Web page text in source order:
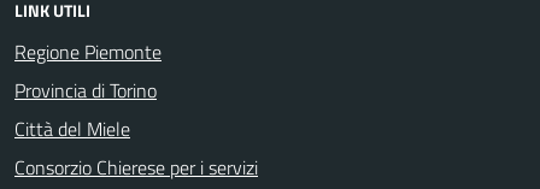
LINK UTILI
Regione Piemonte
Provincia di Torino
Città del Miele
Consorzio Chierese per i servizi